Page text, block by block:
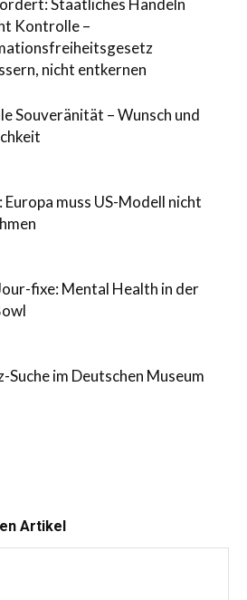
Staatliches Handeln
Kontrolle –
nicht entkernen
Souveränität – Wunsch und
Europa muss US-Modell nicht
fixe: Mental Health in der
Suche im Deutschen Museum
Artikel